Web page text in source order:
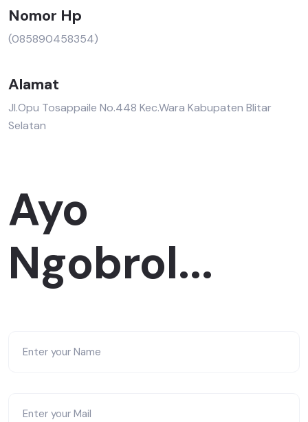
Nomor Hp
(085890458354)
Alamat
Jl.Opu Tosappaile No.448 Kec.Wara Kabupaten Blitar
Selatan
Ayo
Ngobrol...